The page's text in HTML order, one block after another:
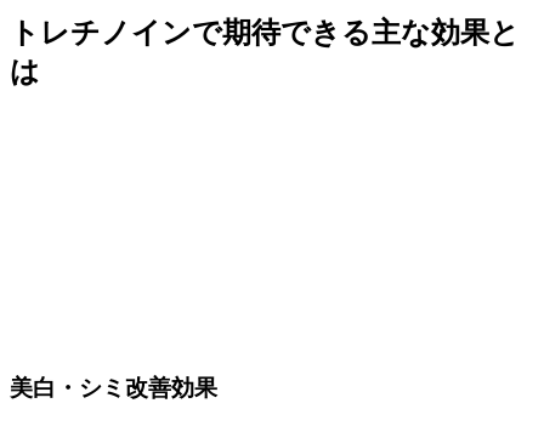
トレチノインで期待できる主な効果と
は
美白・シミ改善効果